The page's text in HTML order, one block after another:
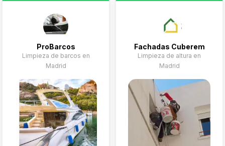
ProBarcos
Limpieza de barcos en
Madrid
Fachadas Cuberem
Limpieza de altura en
Madrid